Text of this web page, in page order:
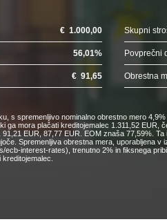
€ 1.000,00 Skupni
56,01% Povprečni
€ 91,65 Obrestna
s spremenljivo nominalno obrestno mero
mora plačati kreditojemalec 1.311,52 EUR,
EUR, 87,77 EUR. EOM znaša 77,59%.
Spremenljiva obrestna mera, uporabljena
interest-rates), trenutno 2% in fiksnega